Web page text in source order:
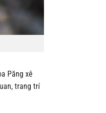
Păng xê
trang trí